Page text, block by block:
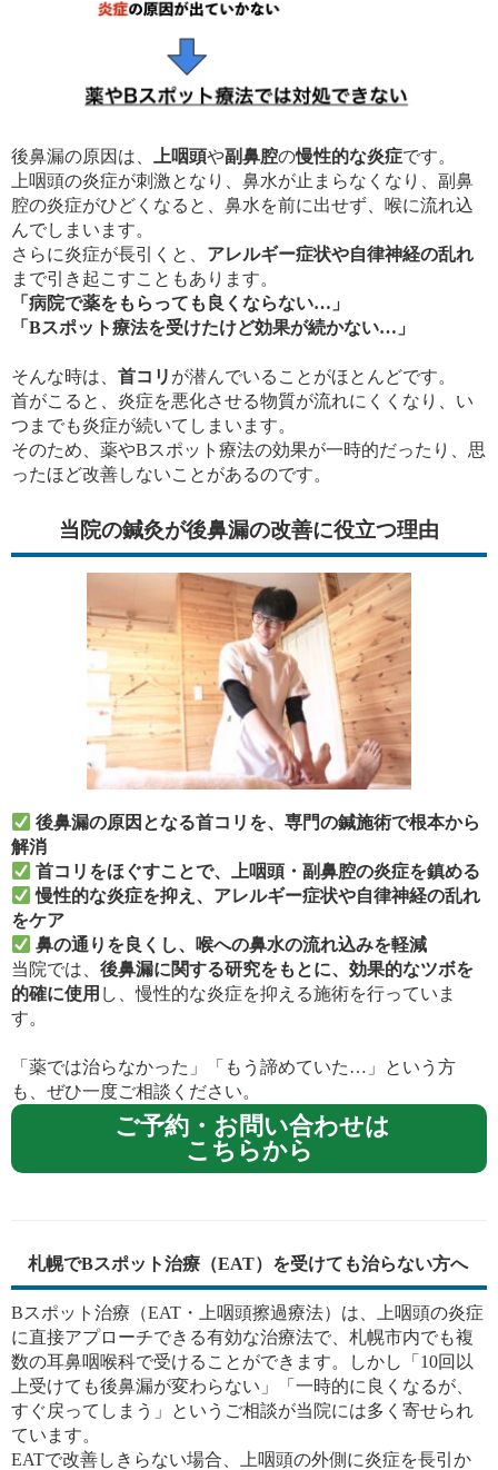
後鼻漏の原因は、 上咽頭や副鼻腔の慢性的な炎症です。
上咽頭の炎症が刺激となり、鼻水が止まらなくなり、副鼻
腔の炎症がひどくなると、鼻水を前に出せず、喉に流れ込
んでしまいます。
さらに炎症が長引くと、 アレルギー症状や自律神経の乱れ
まで引き起こすこともあります。
「病院で薬をもらっても良くならない…」
「Bスポット療法を受けたけど効果が続かない…」
そんな時は、 首コリ が潜んでいることがほとんどです。
首がこると、炎症を悪化させる物質が流れにくくなり、い
つまでも炎症が続いてしまいます。
そのため、薬やBスポット療法の効果が一時的だったり、思
ったほど改善しないことがあるのです。
当院の鍼灸が後鼻漏の改善に役立つ理由
後鼻漏の原因となる首コリを、専門の鍼施術で根本から
解消
首コリをほぐすことで、上咽頭・副鼻腔の炎症を鎮める
慢性的な炎症を抑え、アレルギー症状や自律神経の乱れ
をケア
鼻の通りを良くし、喉への鼻水の流れ込みを軽減
当院では、 後鼻漏に関する研究をもとに、効果的なツボを
的確に使用 し、慢性的な炎症を抑える施術を行っていま
す。
「薬では治らなかった」「もう諦めていた…」という方
も、ぜひ一度ご相談ください。
ご予約・お問い合わせは
こちらから
札幌でBスポット治療（EAT）を受けても治らない方へ
Bスポット治療（EAT・上咽頭擦過療法）は、上咽頭の炎症
に直接アプローチできる有効な治療法で、札幌市内でも複
数の耳鼻咽喉科で受けることができます。しかし「10回以
上受けても後鼻漏が変わらない」「一時的に良くなるが、
すぐ戻ってしまう」というご相談が当院には多く寄せられ
ています。
EATで改善しきらない場合、上咽頭の外側に炎症を長引か